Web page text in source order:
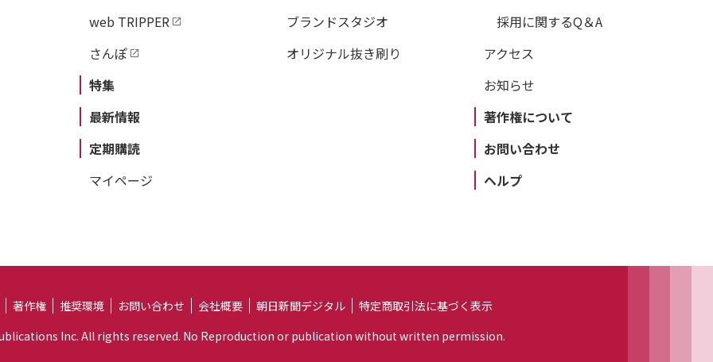
web TRIPPER
さんぽ
特集
最新情報
定期購読
マイページ
ブランドスタジオ
オリジナル抜き刷り
採用に関するQ＆A
アクセス
お知らせ
著作権について
お問い合わせ
ヘルプ
著作権 推奨環境 お問い合わせ 会社概要 朝日新聞デジタル
特定商取引法に基づく表示
Inc. All rights reserved. No Reproduction or publication without written permission.